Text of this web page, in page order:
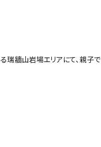
瑞牆山岩場エリアにて、親子で